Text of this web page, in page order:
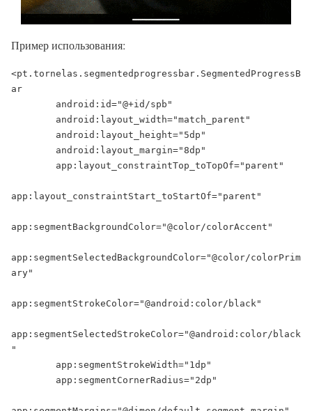
Пример использования:
<pt.tornelas.segmentedprogressbar.SegmentedProgressB
ar
app:layout_constraintStart_toStartOf="parent"
app:segmentBackgroundColor="@color/colorAccent"
app:segmentSelectedBackgroundColor="@color/colorPrim
ary"
app:segmentStrokeColor="@android:color/black"
app:segmentSelectedStrokeColor="@android:color/black
"